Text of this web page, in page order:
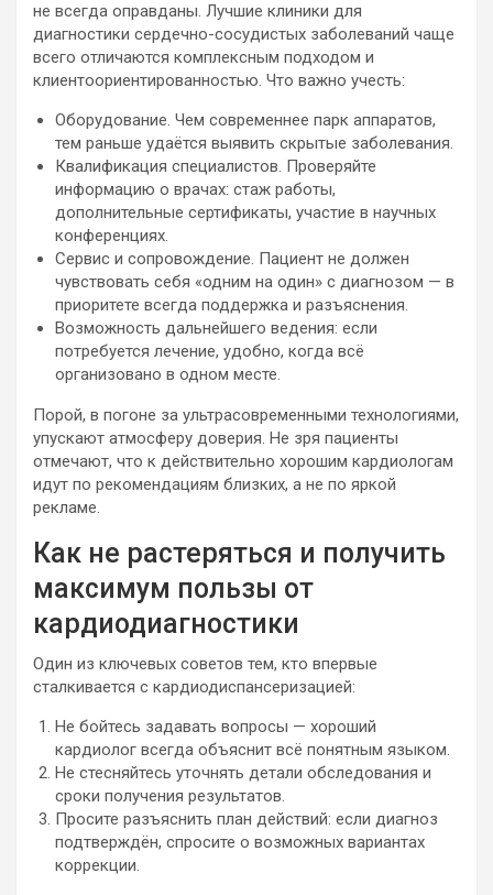
не всегда оправданы. Лучшие клиники для
диагностики сердечно-сосудистых заболеваний чаще
всего отличаются комплексным подходом и
клиентоориентированностью. Что важно учесть:
Оборудование. Чем современнее парк аппаратов,
тем раньше удаётся выявить скрытые заболевания.
Квалификация специалистов. Проверяйте
информацию о врачах: стаж работы,
дополнительные сертификаты, участие в научных
конференциях.
Сервис и сопровождение. Пациент не должен
чувствовать себя «одним на один» с диагнозом — в
приоритете всегда поддержка и разъяснения.
Возможность дальнейшего ведения: если
потребуется лечение, удобно, когда всё
организовано в одном месте.
Порой, в погоне за ультрасовременными технологиями,
упускают атмосферу доверия. Не зря пациенты
отмечают, что к действительно хорошим кардиологам
идут по рекомендациям близких, а не по яркой
рекламе.
Как не растеряться и получить
максимум пользы от
кардиодиагностики
Один из ключевых советов тем, кто впервые
сталкивается с кардиодиспансеризацией:
Не бойтесь задавать вопросы — хороший
кардиолог всегда объяснит всё понятным языком.
Не стесняйтесь уточнять детали обследования и
сроки получения результатов.
Просите разъяснить план действий: если диагноз
подтверждён, спросите о возможных вариантах
коррекции.